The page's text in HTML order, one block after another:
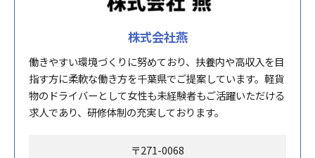
株式会社燕
働きやすい環境づくりに努めており、扶養内や高収入を目
指す方に柔軟な働き方を千葉県でご提案しています。軽貨
物のドライバーとして女性も未経験者もご活躍いただける
求人であり、研修体制の充実しております。
〒271-0068